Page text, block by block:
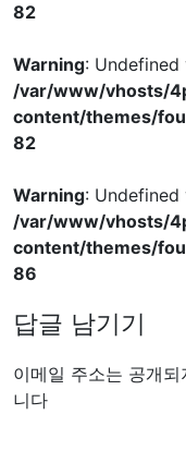
82
Warning:
/var/www/vhosts/
content/themes/
82
Warning:
/var/www/vhosts/
content/themes/
86
답글 남기기
이메일 주소는 공개되
니다